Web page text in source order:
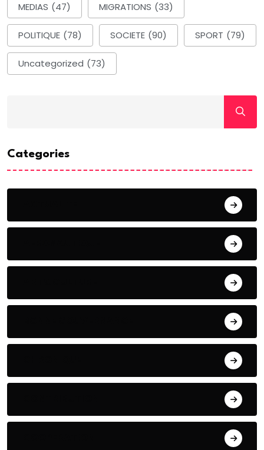
MEDIAS (47) MIGRATIONS (33)
POLITIQUE (78) SOCIETE (90) SPORT (79)
Uncategorized (73)
Categories